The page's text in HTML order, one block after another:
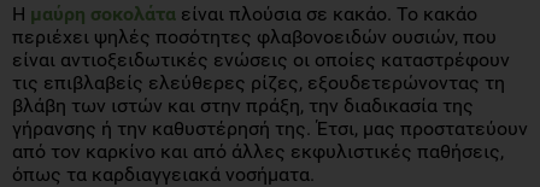
Η μαύρη σοκολάτα είναι πλούσια σε κακάο. Το κακάο
περιέχει ψηλές ποσότητες φλαβονοειδών ουσιών, που
είναι αντιοξειδωτικές ενώσεις οι οποίες καταστρέφουν
τις επιβλαβείς ελεύθερες ρίζες, εξουδετερώνοντας τη
βλάβη των ιστών και στην πράξη, την διαδικασία της
γήρανσης ή την καθυστέρησή της. Έτσι, μας προστατεύουν
από τον καρκίνο και από άλλες εκφυλιστικές παθήσεις,
όπως τα καρδιαγγειακά νοσήματα.